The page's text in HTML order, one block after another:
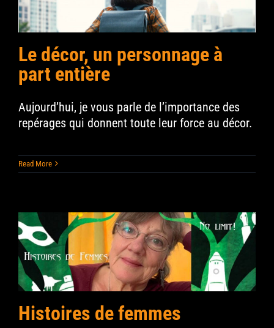
Le décor, un personnage à
part entière
Aujourd’hui, je vous parle de l’importance des
repérages qui donnent toute leur force au décor.
Read More
Histoires de femmes